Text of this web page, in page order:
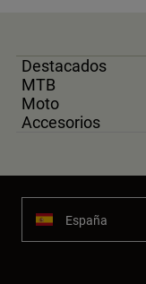
Destacados
MTB
Moto
Accesorios
España